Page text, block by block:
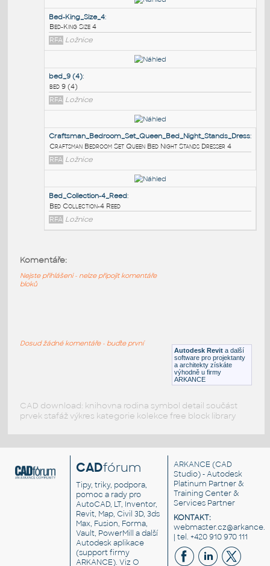
PODOBNÉ BLOKY:
Bed-King_Size_4:
RFA Ložnice
bed 9 (4)
RFA Ložnice
Craftsman Bedroom Set Queen Bed Night Stands Dresser
RFA Ložnice
RFA Ložnice Autodesk Revit a další
software pro projektanty
a architekty získáte
výhodně u firmy
ARKANCE
Komentáře:
Nejste přihlášeni - nelze připojit komentáře
bloků
Dosud žádné komentáře - buďte první
CAD download: knihovna rodina symbol detail součást
prvek stafáž výkres kategorie kolekce free block library
CADfórum
Tipy, triky, podpora,
pomoc a rady pro
AutoCAD, LT, Inventor,
Revit, Map, Civil 3D, 3ds
Max, Fusion, Forma,
Vault, PowerMill a další
Autodesk aplikace
(support firmy
ARKANCE). VizO
ARKANCE (CAD
Studio) - Autodesk
Platinum Partner &
Training Center &
Services Partner
KONTAKT:
| tel. +420 910 970 111